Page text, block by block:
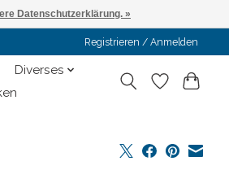
Registrieren / Anmelden
Diverses
Datenschutzerklärung. »